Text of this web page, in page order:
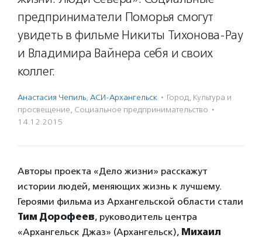
предприниматели Поморья смогут
увидеть в фильме Никиты Тихонова-Рау
и Владимира Вайнера себя и своих
коллег.
Анастасия Чепиль, АСИ-Архангельск · Город, Культура и
просвещение, Социальное предпри­нима­тель­ство ·
14.12.2015
Авторы проекта «Дело жизни» расскажут
истории людей, меняющих жизнь к лучшему.
Героями фильма из Архангельской области стали
Тим Дорофеев, руководитель центра
«Архангельск Джаз» (Архангельск), Михаил